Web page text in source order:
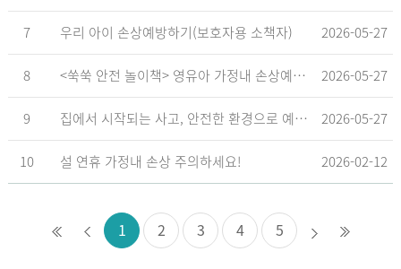
7 우리 아이 손상예방하기(보호자용 소책자) 2026-05-27
8 <쑥쑥 안전 놀이책> 영유아 가정내 손상예방_영유아 놀이형 교육 교재 2026-05-27
9 집에서 시작되는 사고, 안전한 환경으로 예방해요 2026-05-27
10 설 연휴 가정내 손상 주의하세요! 2026-02-12
1 2 3 4 5